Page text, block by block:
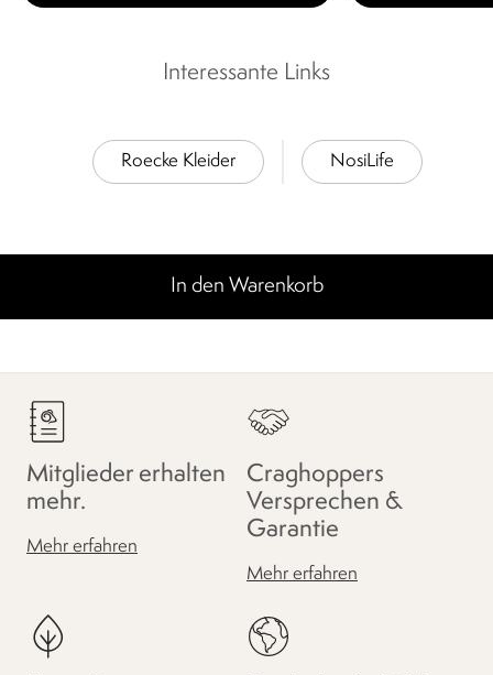
Interessante Links
Roecke Kleider NosiLife
In den Warenkorb
Mitglieder erhalten
mehr.
Mehr erfahren
Craghoppers
Versprechen &
Garantie
Mehr erfahren